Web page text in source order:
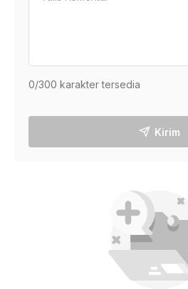
0/300 karakter tersedia
Kirim